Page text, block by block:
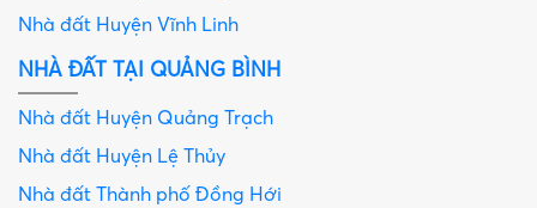
Nhà đất Huyện Vĩnh Linh
NHÀ ĐẤT TẠI QUẢNG BÌNH
Nhà đất Huyện Quảng Trạch
Nhà đất Huyện Lệ Thủy
Nhà đất Thành phố Đồng Hới